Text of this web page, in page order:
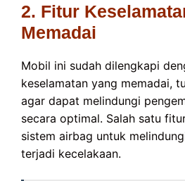
2. Fitur
Memadai
Mobil ini sudah dilengkapi
keselamatan yang memadai,
agar dapat melindungi
secara optimal. Salah satu
sistem airbag untuk
terjadi kecelakaan.